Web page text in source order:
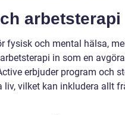
arbetsterapi
fysisk och mental hälsa,
in som en
erbjuder program och
liv, vilket kan inkludera allt